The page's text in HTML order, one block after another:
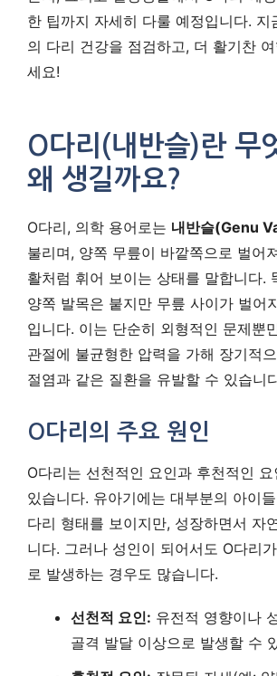
한 팁까지 자세히 다룰 예정입니다. 지
의 다리 건강을 점검하고, 더 활기찬
세요!
O다리(내반슬)란 무
왜 생길까요?
O다리, 의학 용어로는 내반슬(Genu
불리며, 양쪽 무릎이 바깥쪽으로 벌어
활처럼 휘어 보이는 상태를 말합니다.
양쪽 발목은 붙지만 무릎 사이가 벌어
입니다. 이는 단순히 외형적인 문제뿐
관절에 불균형한 압력을 가해 장기적
절염과 같은 질환을 유발할 수 있습니
O다리의 주요 원인
O다리는 선천적인 요인과 후천적인
있습니다. 유아기에는 대부분의 아이
다리 형태를 보이지만, 성장하면서 자
니다. 그러나 성인이 되어서도 O다리
로 발생하는 경우도 많습니다.
선천적 요인: 유전적 영향이나
골격 발달 이상으로 발생할 수